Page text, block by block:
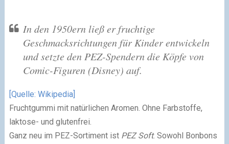
In den 1950ern ließ er fruchtige
Geschmacksrichtungen für Kinder entwickeln
und setzte den PEZ-Spendern die Köpfe von
Comic-Figuren (Disney) auf.
[Quelle: Wikipedia]
Fruchtgummi mit natürlichen Aromen. Ohne Farbstoffe,
laktose- und glutenfrei.
Ganz neu im PEZ-Sortiment ist PEZ Soft. Sowohl Bonbons